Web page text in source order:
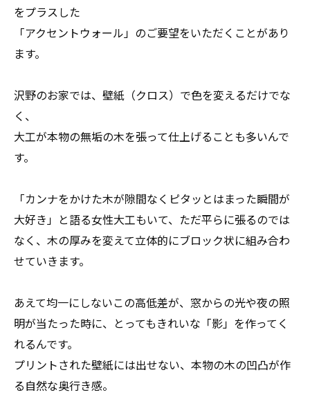
をプラスした
「アクセントウォール」のご要望をいただくことがあり
ます。
沢野のお家では、壁紙（クロス）で色を変えるだけでな
く、
大工が本物の無垢の木を張って仕上げることも多いんで
す。
「カンナをかけた木が隙間なくピタッとはまった瞬間が
大好き」と語る女性大工もいて、ただ平らに張るのでは
なく、木の厚みを変えて立体的にブロック状に組み合わ
せていきます。
あえて均一にしないこの高低差が、窓からの光や夜の照
明が当たった時に、とってもきれいな「影」を作ってく
れるんです。
プリントされた壁紙には出せない、本物の木の凹凸が作
る自然な奥行き感。